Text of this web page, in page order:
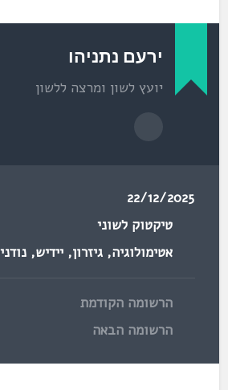
ירעם נתניהו
יועץ לשון ומרצה ללשון
22/12/2025
טיקטוק לשוני
אטימולוגיה,גיזרון,יידיש,
הרשומה הקודמת
הרשומה הבאה